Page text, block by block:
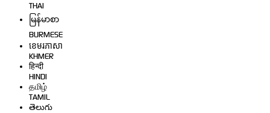
THAI
မြန်မာစာ
BURMESE
ខេមរភាសា
KHMER
हिन्दी
HINDI
தமிழ்
TAMIL
తెలుగు